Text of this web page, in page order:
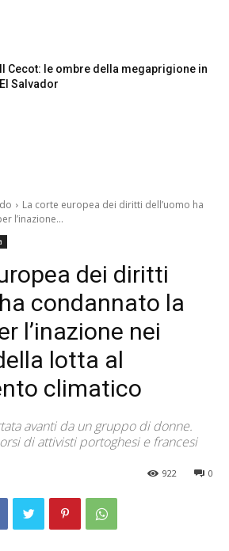
Il Cecot: le ombre della megaprigione in
El Salvador